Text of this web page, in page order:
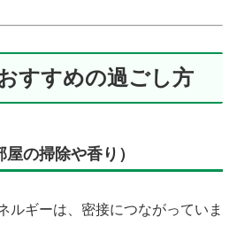
すすめの過ごし方
の掃除や香り）
ルギーは、密接につながっていま